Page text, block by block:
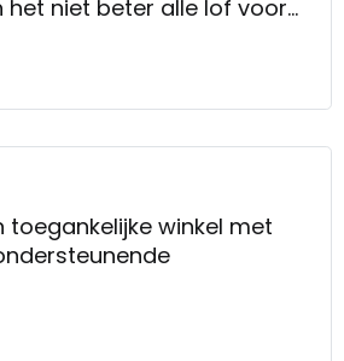
het niet beter alle lof voor
toegankelijke winkel met